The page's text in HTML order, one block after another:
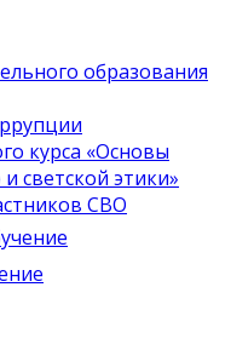
образования
курса «Основы
светской этики»
СВО